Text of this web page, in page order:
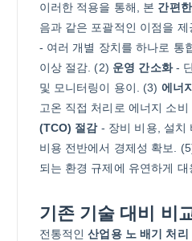
이러한 적용을 통해, 본 간편
음과 같은 포괄적인 이점을
- 여러 개별 장치를 하나로 통
이상 절감. (2) 운영 간소화-
및 모니터링이 용이. (3) 에너
고온 직접 처리로 에너지 소
(TCO) 절감- 장비 비용, 설치
비용 전반에서 경제성 확보.
되는 환경 규제에 유연하게 대
기존 기술 대비 비
전통적인산업용 노 배기 처리